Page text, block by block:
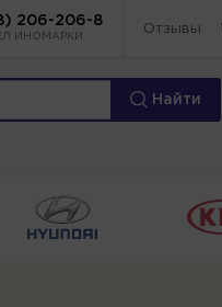
206-206-8
ИНОМАРКИ
Отзывы
Найти